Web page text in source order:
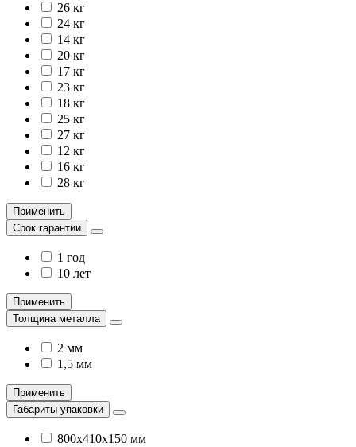
26 кг
24 кг
14 кг
20 кг
17 кг
23 кг
18 кг
25 кг
27 кг
12 кг
16 кг
28 кг
Применить
Срок гарантии
1 год
10 лет
Применить
Толщина металла
2 мм
1,5 мм
Применить
Габариты упаковки
800х410х150 мм